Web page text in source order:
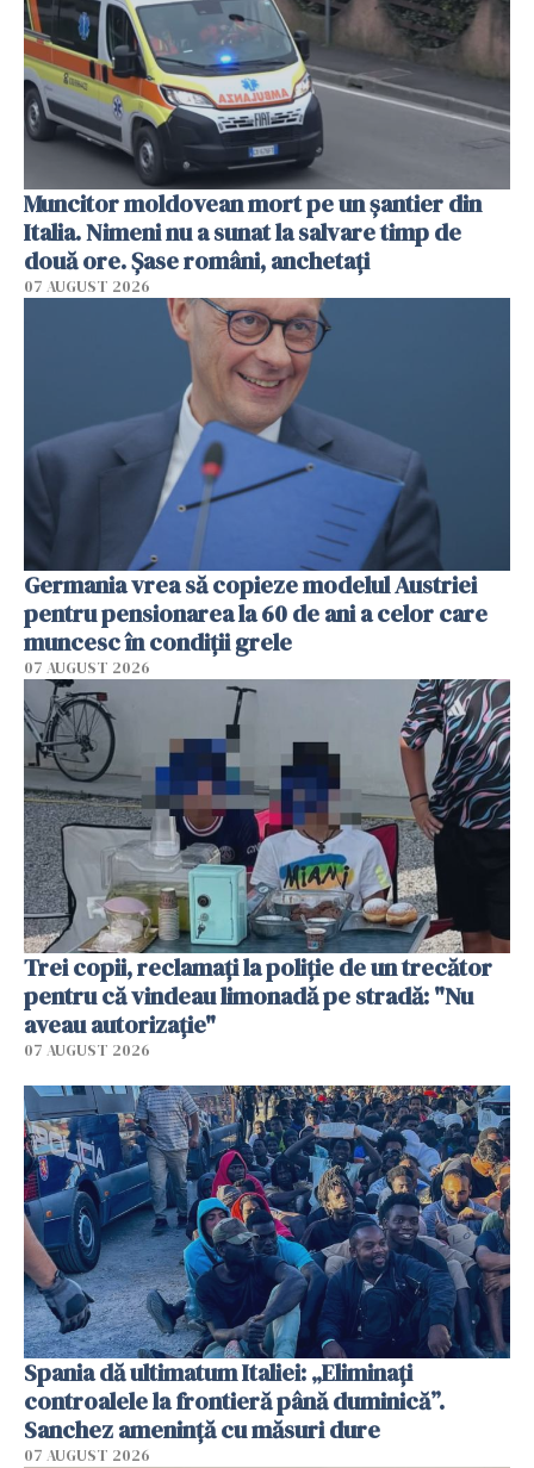
Muncitor moldovean mort pe un șantier din
Italia. Nimeni nu a sunat la salvare timp de
două ore. Șase români, anchetați
07 AUGUST 2026
Germania vrea să copieze modelul Austriei
pentru pensionarea la 60 de ani a celor care
muncesc în condiții grele
07 AUGUST 2026
Trei copii, reclamați la poliție de un trecător
pentru că vindeau limonadă pe stradă: "Nu
aveau autorizație"
07 AUGUST 2026
Spania dă ultimatum Italiei: „Eliminați
controalele la frontieră până duminică”.
Sanchez amenință cu măsuri dure
07 AUGUST 2026